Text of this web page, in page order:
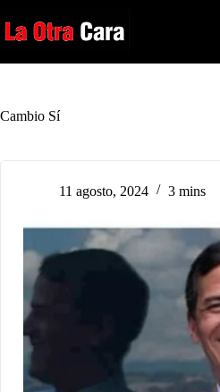
al
contenido
Cambio Sí
11 agosto, 2024 3 mins